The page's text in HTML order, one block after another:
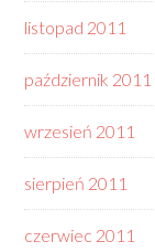
listopad 2011
październik 2011
wrzesień 2011
sierpień 2011
czerwiec 2011